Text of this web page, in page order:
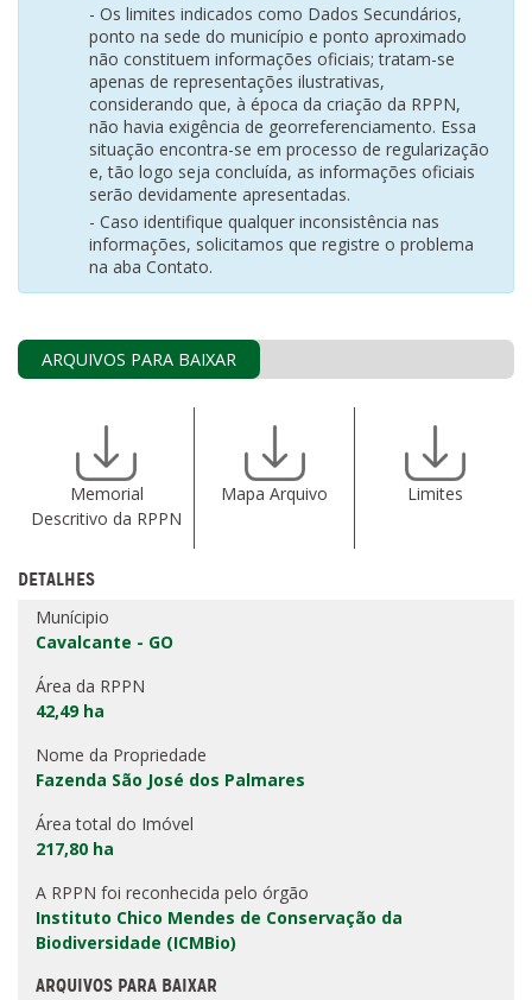
- Os limites indicados como Dados Secundários,
ponto na sede do município e ponto aproximado
não constituem informações oficiais; tratam-se
apenas de representações ilustrativas,
considerando que, à época da criação da RPPN,
não havia exigência de georreferenciamento. Essa
situação encontra-se em processo de regularização
e, tão logo seja concluída, as informações oficiais
serão devidamente apresentadas.
- Caso identifique qualquer inconsistência nas
informações, solicitamos que registre o problema
na aba Contato.
ARQUIVOS PARA BAIXAR
Memorial
Descritivo da RPPN
Mapa Arquivo Limites
DETALHES
Munícipio
Cavalcante - GO
Área da RPPN
42,49 ha
Nome da Propriedade
Fazenda São José dos Palmares
Área total do Imóvel
217,80 ha
A RPPN foi reconhecida pelo órgão
Instituto Chico Mendes de Conservação da
Biodiversidade (ICMBio)
ARQUIVOS PARA BAIXAR